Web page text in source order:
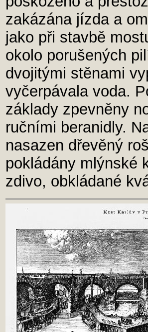
zakázána jízda a
jako při stavbě
okolo porušených
dvojitými stěnami
vyčerpávala voda.
základy zpevněny
ručními beranidly.
nasazen dřevěný
pokládány mlýnské
zdivo, obkládané